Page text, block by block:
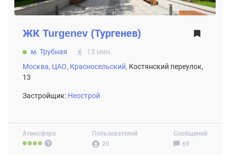
Атмосфера
Пользователей
20
Сообщений
65
ЖК Turgenev (Тургенев)
м. Трубная
13 мин.
Москва, ЦАО, Красносельский, Костянский переулок,
13
Застройщик: Неострой